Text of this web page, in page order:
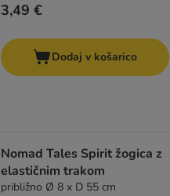
3,49 €
Dodaj v košarico
Nomad Tales Spirit žogica z
elastičnim trakom
približno Ø 8 x D 55 cm